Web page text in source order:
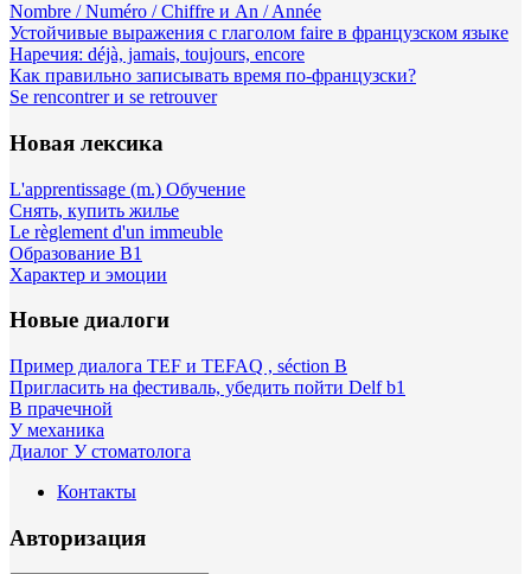
Nombre / Numéro / Chiffre и An / Année
Устойчивые выражения с глаголом faire в французском языке
Наречия: déjà, jamais, toujours, encore
Как правильно записывать время по-французски?
Se rencontrer и se retrouver
Новая лексика
L'apprentissage (m.) Обучение
Снять, купить жилье
Le règlement d'un immeuble
Образование B1
Характер и эмоции
Новые диалоги
Пример диалога TEF и TEFAQ , séction B
Пригласить на фестиваль, убедить пойти Delf b1
В прачечной
У механика
Диалог У стоматолога
Контакты
Авторизация